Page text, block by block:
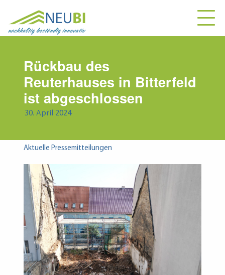
Rückbau des
Reuterhauses in Bitterfeld
ist abgeschlossen
30. April 2024
Aktuelle Pressemitteilungen